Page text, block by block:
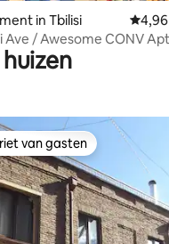
in Tbilisi
Ave / Awesome CONV
van gasten
van gasten